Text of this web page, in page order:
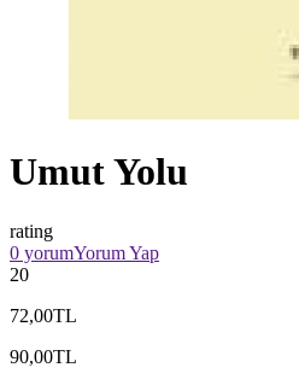
Umut Yolu
rating
0 yorumYorum Yap
20
72,00TL
90,00TL